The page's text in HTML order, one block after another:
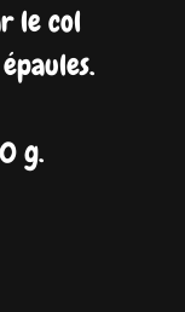
le col
g.